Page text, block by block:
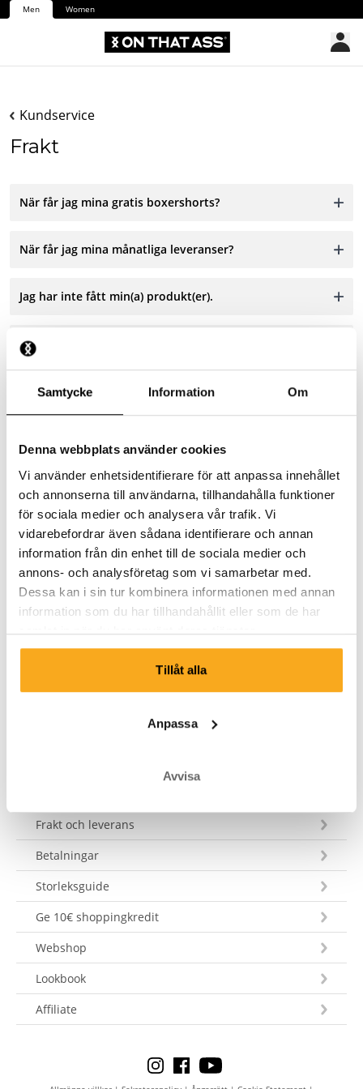
Samtycke Information Om
Denna webbplats använder cookies
Vi använder enhetsidentifierare för att anpassa innehållet
och annonserna till användarna, tillhandahålla funktioner
för sociala medier och analysera vår trafik. Vi
vidarebefordrar även sådana identifierare och annan
information från din enhet till de sociala medier och
annons- och analysföretag som vi samarbetar med.
Dessa kan i sin tur kombinera informationen med annan
information som du har tillhandahållit eller som de har
samlat in när du har använt deras tjänster.
Tillåt alla
Anpassa
Avvisa
Men Women
Kundservice
Frakt
När får jag mina gratis boxershorts?
När får jag mina månatliga leveranser?
Jag har inte fått min(a) produkt(er).
Jag har fått fel produkt.
Jag har fått fel storlek.
Kontakta oss
Vi finns här för att hjälpa dig, dygnet runt! Använd vår
chattbot för att få ett snabbt svar. Klicka på "Kontakta
oss", välj din medlemskapstyp och ställ din fråga. Du
kan också nå oss på hello-uk@onthatass.com. Vi strävar
efter att svara på din fråga inom 3 arbetsdagar. Tel: +31
Skicka ett meddelande
Frakt och leverans
Betalningar
Storleksguide
Ge 10€ shoppingkredit
Webshop
Lookbook
Affiliate